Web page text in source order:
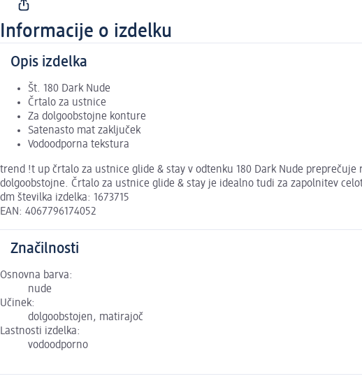
Informacije o izdelku
Opis izdelka
Št. 180 Dark Nude
Črtalo za ustnice
Za dolgoobstojne konture
Satenasto mat zaključek
Vodoodporna tekstura
trend !t up črtalo za ustnice glide & stay v odtenku 180 Dark Nude
dolgoobstojne. Črtalo za ustnice glide & stay je idealno tudi za zapolnitev
dm številka izdelka: 1673715
EAN: 4067796174052
Značilnosti
Osnovna barva:
nude
Učinek:
dolgoobstojen, matirajoč
Lastnosti izdelka:
vodoodporno